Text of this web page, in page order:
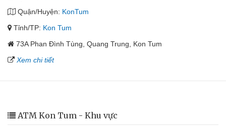
Quận/Huyện: KonTum
Tỉnh/TP: Kon Tum
73A Phan Đình Tùng, Quang Trung, Kon Tum
Xem chi tiết
ATM Kon Tum - Khu vực